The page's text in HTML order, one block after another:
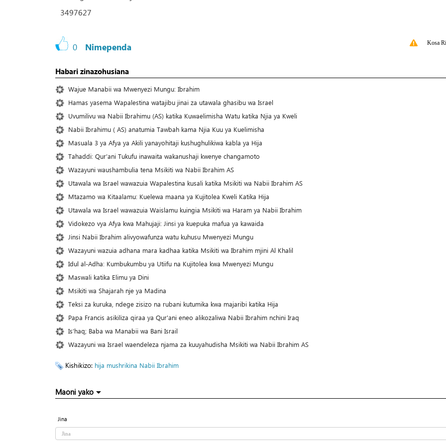
3497627
0 Nimependa Kosa
Habari zinazohusiana
Wajue Manabii wa Mwenyezi Mungu: Ibrahim
Hamas yasema Wapalestina watajibu jinai za utawala ghasibu wa Israel
Uvumilivu wa Nabii Ibrahimu (AS) katika Kuwaelimisha Watu katika Njia ya Kweli
Nabii Ibrahimu ( AS) anatumia Tawbah kama Njia Kuu ya Kuelimisha
Masuala 3 ya Afya ya Akili yanayohitaji kushughulikiwa kabla ya Hija
Tahaddi: Qur’ani Tukufu inawaita wakanushaji kwenye changamoto
Wazayuni waushambulia tena Msikiti wa Nabii Ibrahim AS
Utawala wa Israel wawazuia Wapalestina kusali katika Msikiti wa Nabii Ibrahim AS
Mtazamo wa Kitaalamu: Kuelewa maana ya Kujitolea Kweli Katika Hija
Utawala wa Israel wawazuia Waislamu kuingia Msikiti wa Haram ya Nabii Ibrahim
Vidokezo vya Afya kwa Mahujaji: Jinsi ya kuepuka mafua ya kawaida
Jinsi Nabii Ibrahim alivyowafunza watu kuhusu Mwenyezi Mungu
Wazayuni wazuia adhana mara kadhaa katika Msikiti wa Ibrahim mjini Al Khalil
Idul al-Adha: Kumbukumbu ya Utiifu na Kujitolea kwa Mwenyezi Mungu
Maswali katika Elimu ya Dini
Msikiti wa Shajarah nje ya Madina
Teksi za kuruka, ndege zisizo na rubani kutumika kwa majaribi katika Hija
Papa Francis asikiliza qiraa ya Qur'ani eneo alikozaliwa Nabii Ibrahim nchini Iraq
Is’haq; Baba wa Manabii wa Bani Israil
Wazayuni wa Israel waendeleza njama za kuuyahudisha Msikiti wa Nabii Ibrahim AS
Kishikizo: hija mushrikina Nabii Ibrahim
Maoni yako
Jina